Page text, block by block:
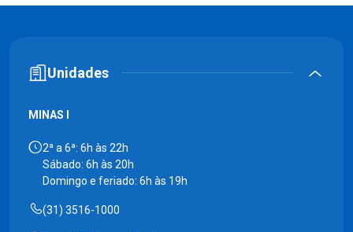
Unidades
MINAS I
2ª a 6ª: 6h às 22h
Sábado: 6h às 20h
Domingo e feriado: 6h às 19h
(31) 3516-1000